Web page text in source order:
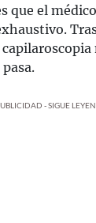
que el
- SIGUE